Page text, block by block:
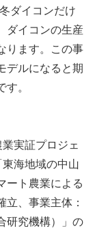
ダイコンだけ
ダイコンの生産
ります。この事
デルになると期
。
業実証プロジェ
海地域の中山
ート農業による
、事業主体：
研究機構）」の